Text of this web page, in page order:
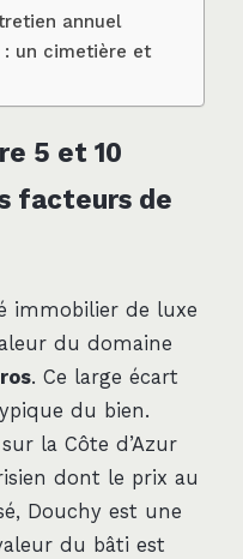
annuel
: un cimetière et
5 et 10
facteurs de
immobilier de luxe
du domaine
. Ce large écart
du bien.
la Côte d’Azur
dont le prix au
Douchy est une
du bâti est